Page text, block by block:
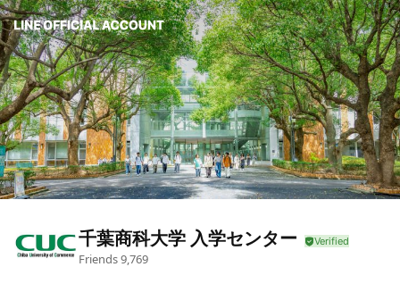
千葉商科大学 入学センター
Friends9,769